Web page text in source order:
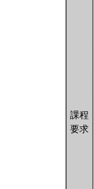
課程
要求